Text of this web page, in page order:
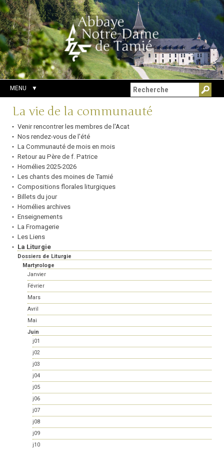
Aller
au
contenu.
|
Aller
à
la
navigation
Outils
personnels
Chercher par
Recherche
avancée…
MENU
Navigation
La vie de la communauté
Venir rencontrer les membres de l'Acat
Nos rendez-vous de l'été
La Communauté de mois en mois
Retour au Père de f. Patrice
Homélies 2025-2026
Les chants des moines de Tamié
Compositions florales liturgiques
Billets du jour
Homélies archives
Enseignements
La Fromagerie
Les Liens
La Liturgie
Dossiers de Liturgie
Martyrologe
Janvier
Février
Mars
Avril
Mai
Juin
j01
j02
j03
j04
j05
j06
j07
j08
j09
j10